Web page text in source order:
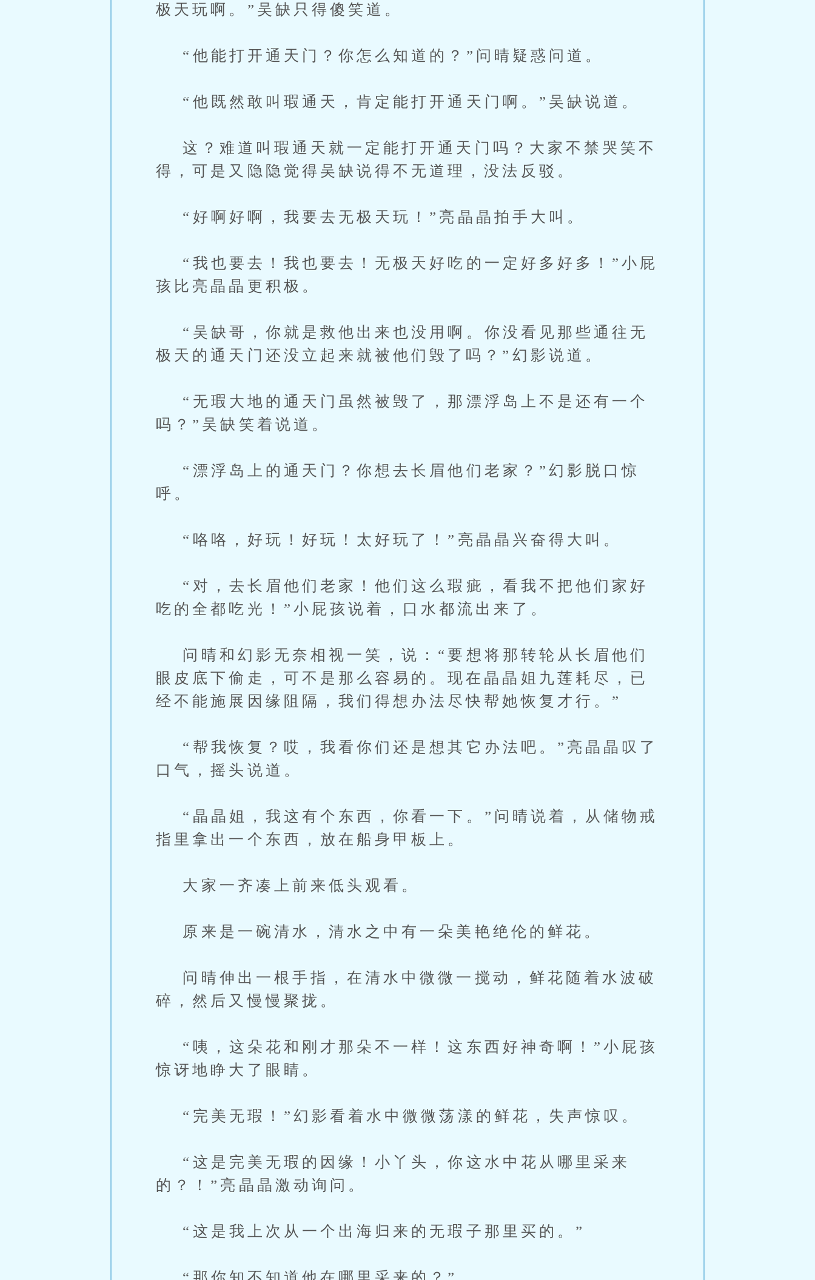
极天玩啊。”吴缺只得傻笑道。
“他能打开通天门？你怎么知道的？”问晴疑惑问道。
“他既然敢叫瑕通天，肯定能打开通天门啊。”吴缺说道。
这？难道叫瑕通天就一定能打开通天门吗？大家不禁哭笑不
得，可是又隐隐觉得吴缺说得不无道理，没法反驳。
“好啊好啊，我要去无极天玩！”亮晶晶拍手大叫。
“我也要去！我也要去！无极天好吃的一定好多好多！”小屁
孩比亮晶晶更积极。
“吴缺哥，你就是救他出来也没用啊。你没看见那些通往无
极天的通天门还没立起来就被他们毁了吗？”幻影说道。
“无瑕大地的通天门虽然被毁了，那漂浮岛上不是还有一个
吗？”吴缺笑着说道。
“漂浮岛上的通天门？你想去长眉他们老家？”幻影脱口惊
呼。
“咯咯，好玩！好玩！太好玩了！”亮晶晶兴奋得大叫。
“对，去长眉他们老家！他们这么瑕疵，看我不把他们家好
吃的全都吃光！”小屁孩说着，口水都流出来了。
问晴和幻影无奈相视一笑，说：“要想将那转轮从长眉他们
眼皮底下偷走，可不是那么容易的。现在晶晶姐九莲耗尽，已
经不能施展因缘阻隔，我们得想办法尽快帮她恢复才行。”
“帮我恢复？哎，我看你们还是想其它办法吧。”亮晶晶叹了
口气，摇头说道。
“晶晶姐，我这有个东西，你看一下。”问晴说着，从储物戒
指里拿出一个东西，放在船身甲板上。
大家一齐凑上前来低头观看。
原来是一碗清水，清水之中有一朵美艳绝伦的鲜花。
问晴伸出一根手指，在清水中微微一搅动，鲜花随着水波破
碎，然后又慢慢聚拢。
“咦，这朵花和刚才那朵不一样！这东西好神奇啊！”小屁孩
惊讶地睁大了眼睛。
“完美无瑕！”幻影看着水中微微荡漾的鲜花，失声惊叹。
“这是完美无瑕的因缘！小丫头，你这水中花从哪里采来
的？！”亮晶晶激动询问。
“这是我上次从一个出海归来的无瑕子那里买的。”